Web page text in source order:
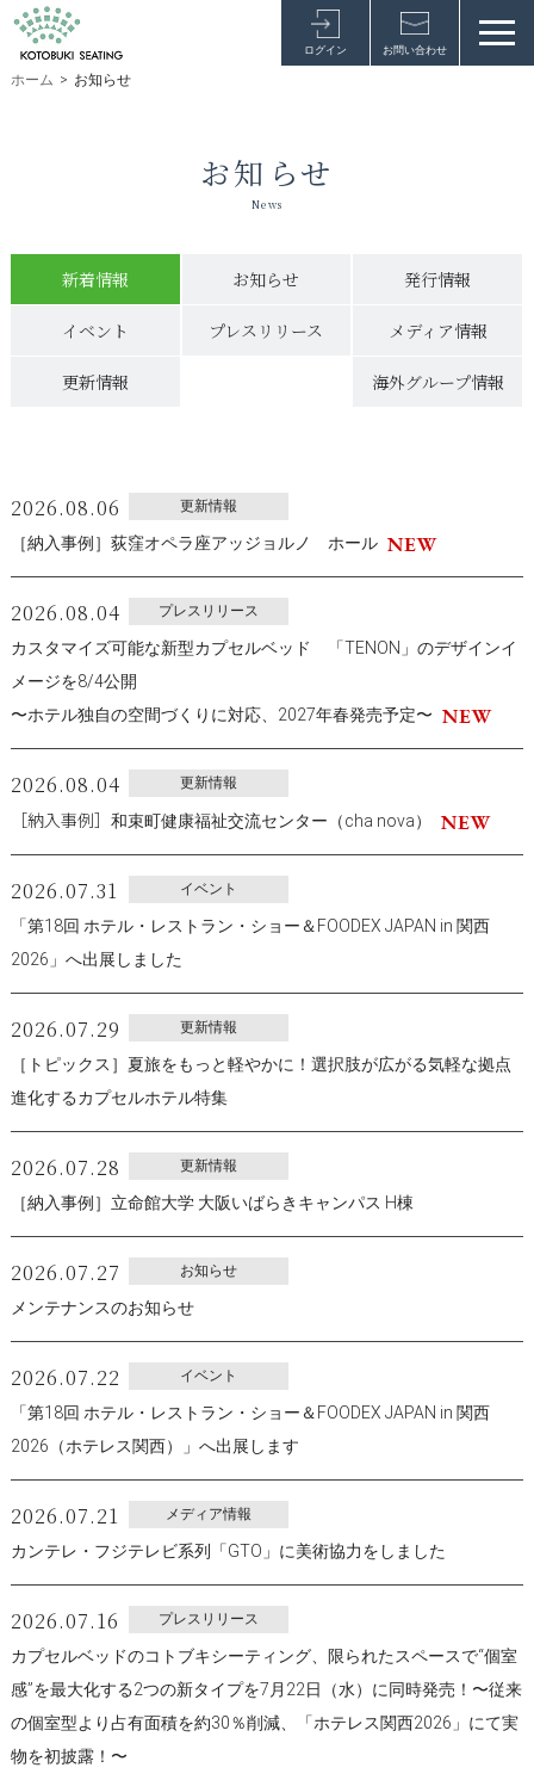
ログイン お問い合わせ
ホーム > お知らせ
お知らせ
News
新着情報 お知らせ 発行情報
イベント プレスリリース メディア情報
更新情報 海外グループ情報
2026.08.06 更新情報
［納入事例］荻窪オペラ座アッジョルノ ホール
2026.08.04 プレスリリース
カスタマイズ可能な新型カプセルベッド 「TENON」のデザインイ
メージを8/4公開
〜ホテル独自の空間づくりに対応、2027年春発売予定〜
2026.08.04 更新情報
［納入事例］ 和束町健康福祉交流センター（cha nova）
2026.07.31 イベント
「第18回 ホテル・レストラン・ショー＆FOODEX JAPAN in 関西
2026」へ出展しました
2026.07.29 更新情報
［トピックス］夏旅をもっと軽やかに！選択肢が広がる気軽な拠点
進化するカプセルホテル特集
2026.07.28 更新情報
［納入事例］立命館大学 大阪いばらきキャンパス H棟
2026.07.27 お知らせ
メンテナンスのお知らせ
2026.07.22 イベント
「第18回 ホテル・レストラン・ショー＆FOODEX JAPAN in 関西
2026（ホテレス関西）」へ出展します
2026.07.21 メディア情報
カンテレ・フジテレビ系列「GTO」に美術協力をしました
2026.07.16 プレスリリース
カプセルベッドのコトブキシーティング、限られたスペースで“個室
感”を最大化する2つの新タイプを7月22日（水）に同時発売！〜従来
の個室型より占有面積を約30％削減、「ホテレス関西2026」にて実
物を初披露！〜